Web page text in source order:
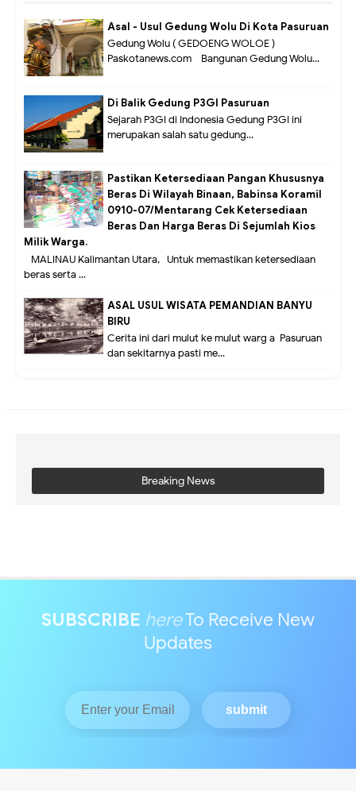
Asal - Usul Gedung Wolu Di Kota Pasuruan
Gedung Wolu ( GEDOENG WOLOE )
Paskotanews.com - Bangunan Gedung Wolu...
Di Balik Gedung P3GI Pasuruan
Sejarah P3GI di Indonesia Gedung P3GI ini
merupakan salah satu gedung...
Pastikan Ketersediaan Pangan Khususnya
Beras Di Wilayah Binaan, Babinsa Koramil
0910-07/Mentarang Cek Ketersediaan
Beras Dan Harga Beras Di Sejumlah Kios
Milik Warga.
MALINAU Kalimantan Utara,- Untuk memastikan ketersediaan
beras serta ...
ASAL USUL WISATA PEMANDIAN BANYU
BIRU
Cerita ini dari mulut ke mulut warg a Pasuruan
dan sekitarnya pasti me...
Breaking News
SUBSCRIBE hereTo Receive New
Updates